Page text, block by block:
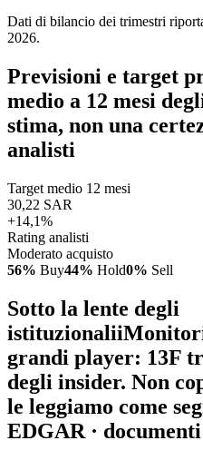
Dati di bilancio dei trimestri
2026.
Previsioni e target
medio a 12 mesi
stima, non una
analisti
Target medio 12 mesi
30,22 SAR
+14,1%
Rating analisti
Moderato acquisto
56% Buy44% Hold0% Sell
Sotto la lente degli
istituzionalii
grandi player: 13F
degli insider. Non
le leggiamo come
EDGAR ·